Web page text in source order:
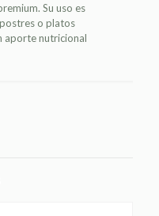
Su uso es
o platos
aporte nutricional